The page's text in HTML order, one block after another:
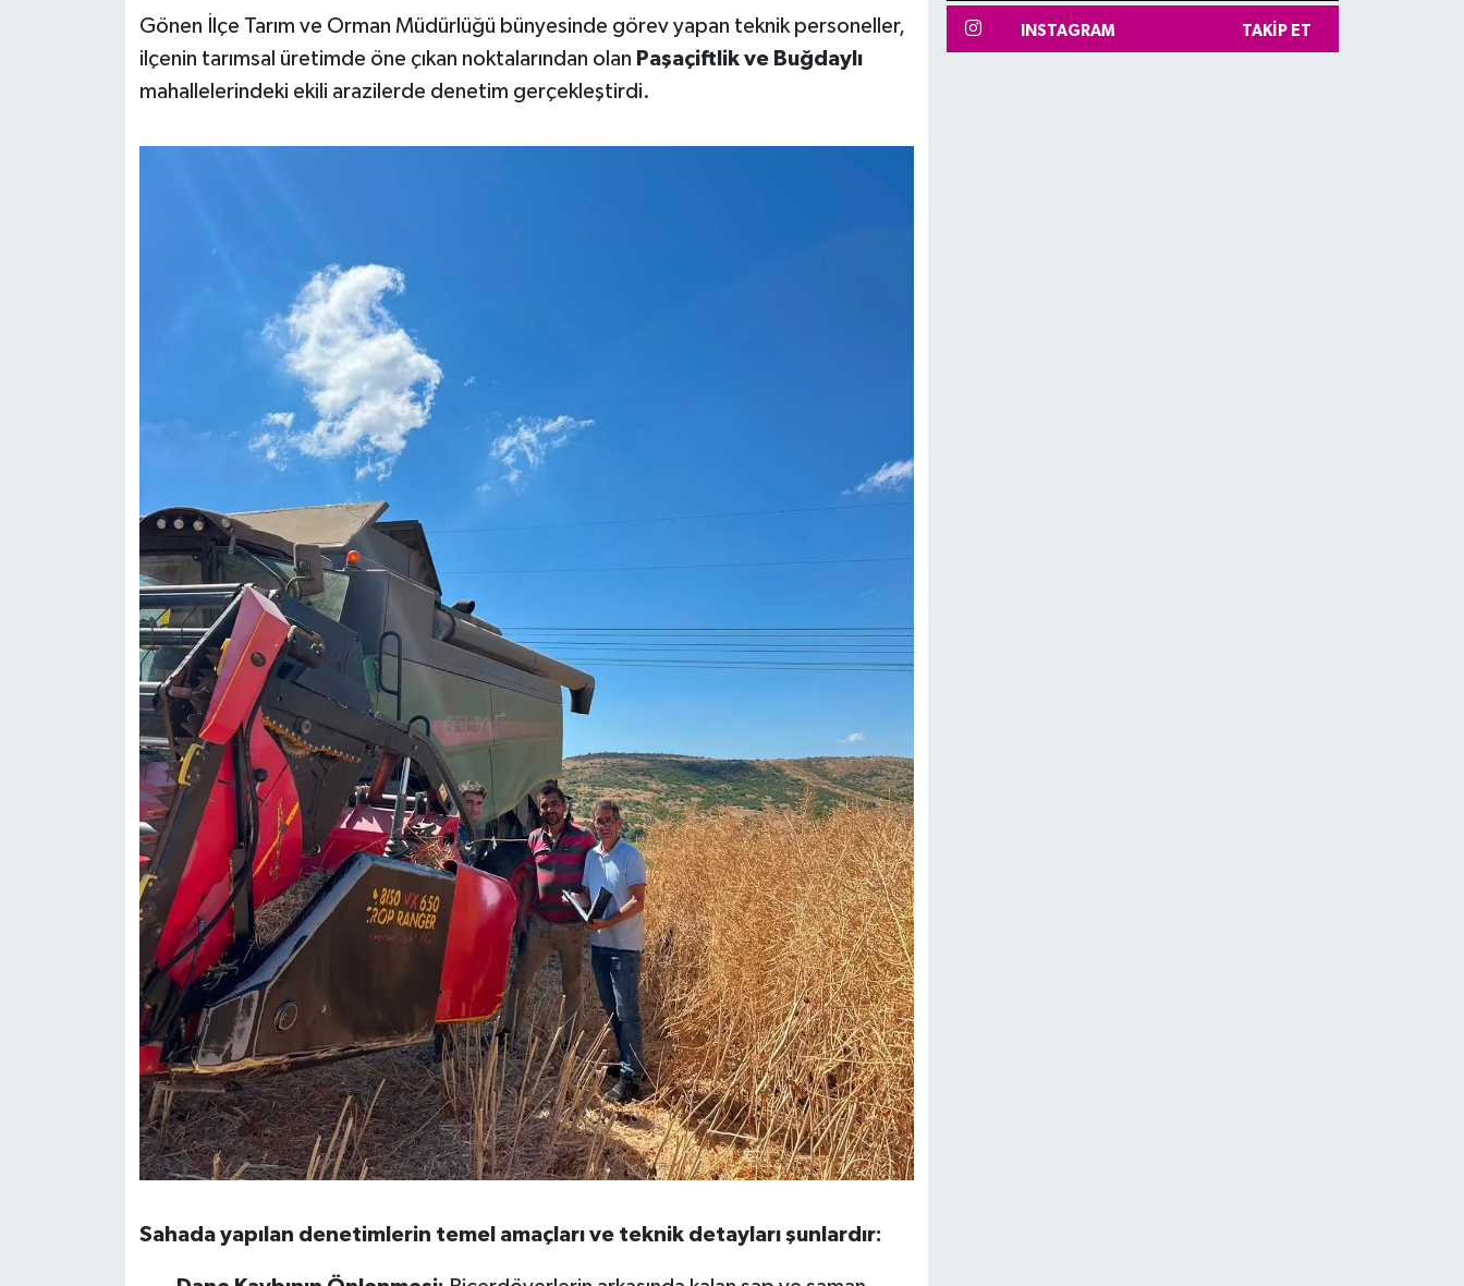
Gönen İlçe Tarım ve Orman Müdürlüğü bünyesinde görev yapan teknik personeller,
ilçenin tarımsal üretimde öne çıkan noktalarından olan Paşaçiftlik ve Buğdaylı
mahallelerindeki ekili arazilerde denetim gerçekleştirdi.
Sahada yapılan denetimlerin temel amaçları ve teknik detayları şunlardır:
INSTAGRAM TAKIP ET